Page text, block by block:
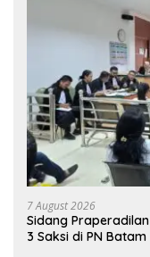
7 August 2026
Sidang
3 Saksi di PN Batam